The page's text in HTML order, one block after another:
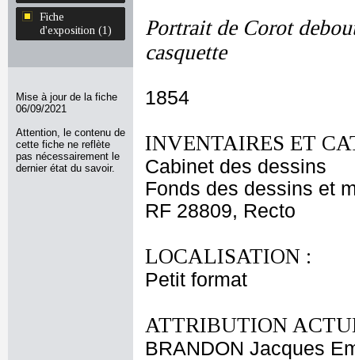
Fiche
d'exposition (1)
Mise à jour de la fiche
06/09/2021
Attention, le contenu de
cette fiche ne reflète
pas nécessairement le
dernier état du savoir.
Portrait de Corot
casquette
1854
INVENTAIRES ET
Cabinet des dessins
Fonds des dessins et
RF 28809, Recto
LOCALISATION :
Petit format
ATTRIBUTION
BRANDON Jacques